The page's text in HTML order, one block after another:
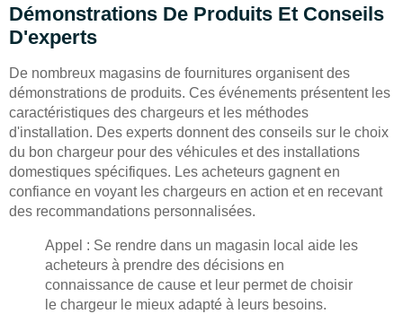
Démonstrations De Produits Et Conseils
D'experts
De nombreux magasins de fournitures organisent des
démonstrations de produits. Ces événements présentent les
caractéristiques des chargeurs et les méthodes
d'installation. Des experts donnent des conseils sur le choix
du bon chargeur pour des véhicules et des installations
domestiques spécifiques. Les acheteurs gagnent en
confiance en voyant les chargeurs en action et en recevant
des recommandations personnalisées.
Appel : Se rendre dans un magasin local aide les
acheteurs à prendre des décisions en
connaissance de cause et leur permet de choisir
le chargeur le mieux adapté à leurs besoins.